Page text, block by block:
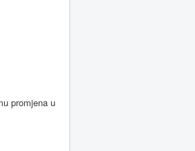
promjena u